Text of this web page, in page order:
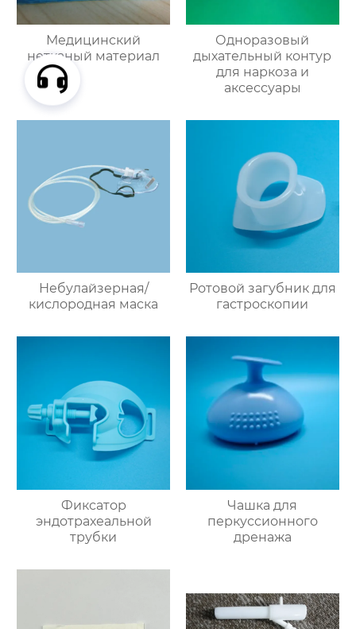
Медицинский
нетканый материал
Одноразовый
дыхательный контур
для наркоза и
аксессуары
Небулайзерная/
кислородная маска
Ротовой загубник для
гастроскопии
Фиксатор
эндотрахеальной
трубки
Чашка для
перкуссионного
дренажа